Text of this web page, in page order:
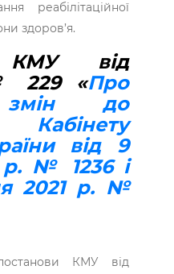
реабілітаційної
здоров’я.
КМУ від
229 «Про
змін до
від 9
р. № 1236 і
2021 р. №
КМУ від